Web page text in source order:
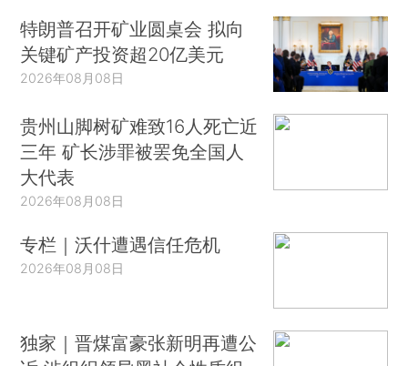
特朗普召开矿业圆桌会 拟向
关键矿产投资超20亿美元
2026年08月08日
贵州山脚树矿难致16人死亡近
三年 矿长涉罪被罢免全国人
大代表
2026年08月08日
专栏｜沃什遭遇信任危机
2026年08月08日
独家｜晋煤富豪张新明再遭公